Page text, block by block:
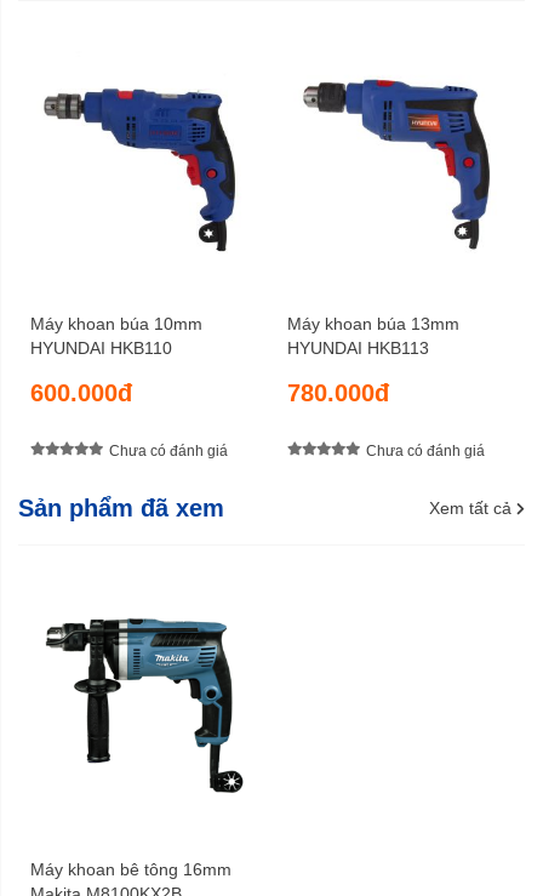
Máy khoan búa 10mm
HYUNDAI HKB110
600.000đ
Chưa có đánh giá
Máy khoan búa 13mm
HYUNDAI HKB113
780.000đ
Chưa có đánh giá
Sản phẩm đã xem Xem tất cả
Máy khoan bê tông 16mm